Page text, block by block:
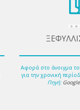
Αφορά στο άνοιγμα
για την χρονική
Πηγή: